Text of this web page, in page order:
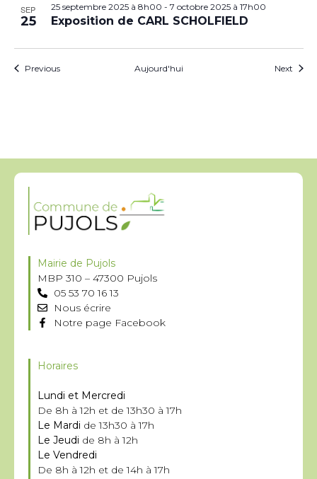
SEP
25
25 septembre 2025 à 8h00 - 7 octobre 2025 à 17h00
Exposition de CARL SCHOLFIELD
PreviousÉvènements Aujourd'hui Next
Mairie de Pujols
MBP 310 – 47300 Pujols
05 53 70 16 13
Nous écrire
Notre page Facebook
Horaires
Lundi et Mercredi
De 8h à 12h et de 13h30 à 17h
Le Mardi de 13h30 à 17h
Le Jeudi de 8h à 12h
Le Vendredi
De 8h à 12h et de 14h à 17h